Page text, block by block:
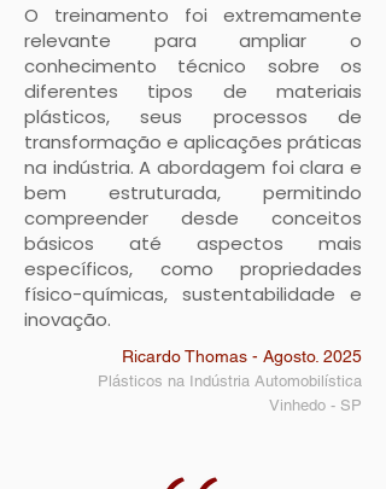
O treinamento foi extremamente
relevante para ampliar o
conhecimento técnico sobre os
diferentes tipos de materiais
plásticos, seus processos de
transformação e aplicações práticas
na indústria. A abordagem foi clara e
bem estruturada, permitindo
compreender desde conceitos
básicos até aspectos mais
específicos, como propriedades
físico-químicas, sustentabilidade e
inovação.
Ricardo Thomas - Agosto. 2025
Plásticos na Indústria Automobilística
Vinhedo - SP